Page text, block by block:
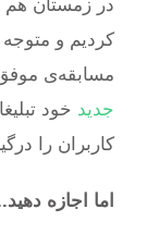
در زمستان هم
مسابقه‌ی موفق
جدیدخود
کاربران را
اما اجازه دهید..